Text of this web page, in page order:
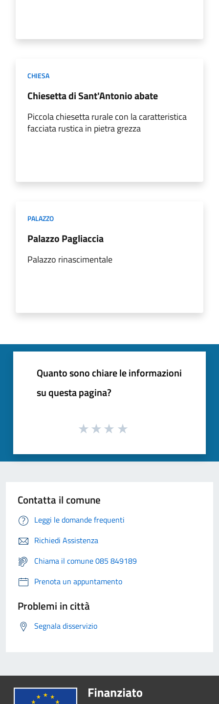
CHIESA
Chiesetta di Sant'Antonio abate
Piccola chiesetta rurale con la caratteristica
facciata rustica in pietra grezza
PALAZZO
Palazzo Pagliaccia
Palazzo rinascimentale
Quanto sono chiare le informazioni
su questa pagina?
Contatta il comune
Leggi le domande frequenti
Richiedi Assistenza
Chiama il comune 085 849189
Prenota un appuntamento
Problemi in città
Segnala disservizio